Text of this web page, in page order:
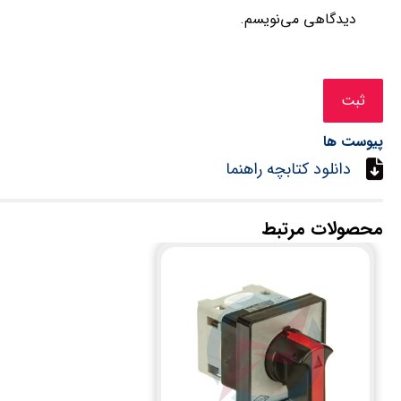
دیدگاهی می‌نویسم.
پیوست ها
دانلود کتابچه راهنما
محصولات مرتبط